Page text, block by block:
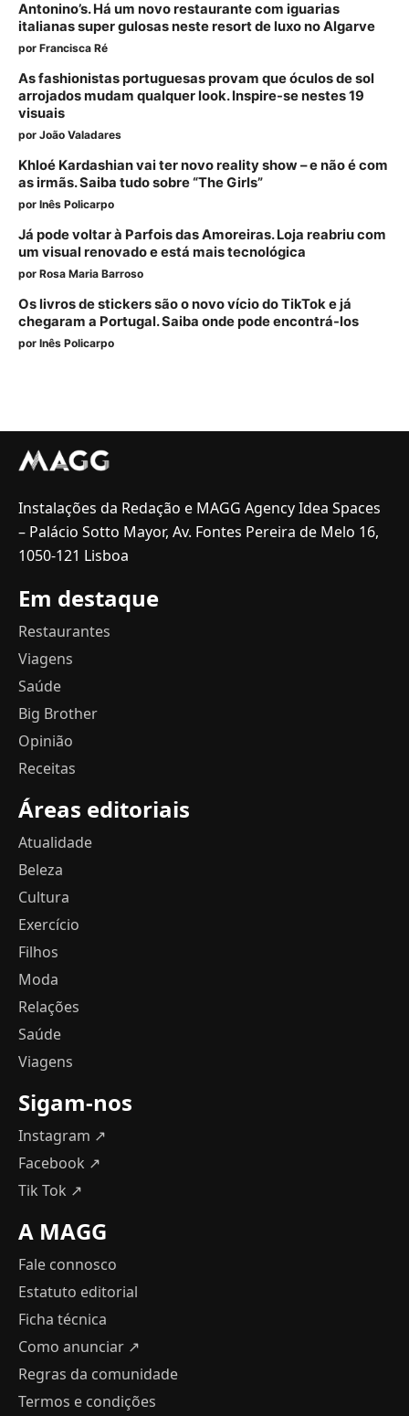
Antonino’s. Há um novo restaurante com iguarias
italianas super gulosas neste resort de luxo no Algarve
por Francisca Ré
As fashionistas portuguesas provam que óculos de sol
arrojados mudam qualquer look. Inspire-se nestes 19
visuais
por João Valadares
Khloé Kardashian vai ter novo reality show – e não é com
as irmãs. Saiba tudo sobre “The Girls”
por Inês Policarpo
Já pode voltar à Parfois das Amoreiras. Loja reabriu com
um visual renovado e está mais tecnológica
por Rosa Maria Barroso
Os livros de stickers são o novo vício do TikTok e já
chegaram a Portugal. Saiba onde pode encontrá-los
por Inês Policarpo
Instalações da Redação e MAGG Agency Idea Spaces
– Palácio Sotto Mayor, Av. Fontes Pereira de Melo 16,
1050-121 Lisboa
Em destaque
Restaurantes
Viagens
Saúde
Big Brother
Opinião
Receitas
Áreas editoriais
Atualidade
Beleza
Cultura
Exercício
Filhos
Moda
Relações
Saúde
Viagens
Sigam-nos
Instagram ↗
Facebook ↗
Tik Tok ↗
A MAGG
Fale connosco
Estatuto editorial
Ficha técnica
Como anunciar ↗
Regras da comunidade
Termos e condições